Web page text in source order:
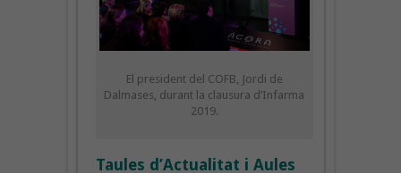
El president del COFB, Jordi de
Dalmases, durant la clausura d’Infarma
2019.
Taules d’Actualitat i Aules